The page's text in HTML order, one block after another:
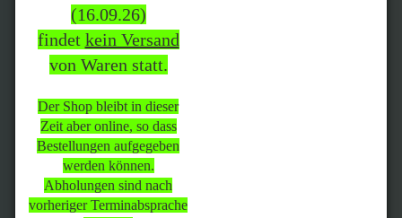
(16.09.26)
findet kein Versand
von Waren statt.
Der Shop bleibt in dieser
Zeit aber online, so dass
Bestellungen aufgegeben
werden können.
Abholungen sind nach
vorheriger Terminabsprache
In der Zeit von Mittwoch
(12.08.26) bis Mittwoch
(16.09.26)
statt.
Der Shop bleibt in dieser Zeit
aber online, so dass
Bestellungen aufgegeben
werden können.